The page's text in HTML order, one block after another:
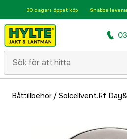
30 dagars öppet köp Snabba
Båttillbehör/ Solcellvent.Rf